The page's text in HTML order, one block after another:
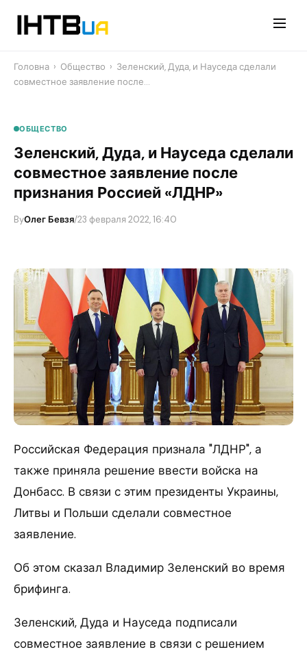
Головна › Общество › Зеленский, Дуда, и Науседа сделали
совместное заявление после…
ОБЩЕСТВО
Зеленский, Дуда, и Науседа сделали
совместное заявление после
признания Россией «ЛДНР»
ByОлег Бевзя/23 февраля 2022, 16:40
Российская Федерация признала "ЛДНР", а
также приняла решение ввести войска на
Донбасс. В связи с этим президенты Украины,
Литвы и Польши сделали совместное
заявление.
Об этом сказал Владимир Зеленский во время
брифинга.
Зеленский, Дуда и Науседа подписали
совместное заявление в связи с решением